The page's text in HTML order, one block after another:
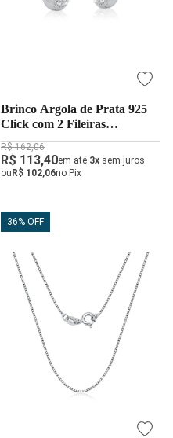
Brinco Argola de Prata 925
Click com 2 Fileiras
Cravejadas
R$ 162,06
R$ 113,40em até 3x sem juros
ou R$ 102,06no Pix
36% OFF